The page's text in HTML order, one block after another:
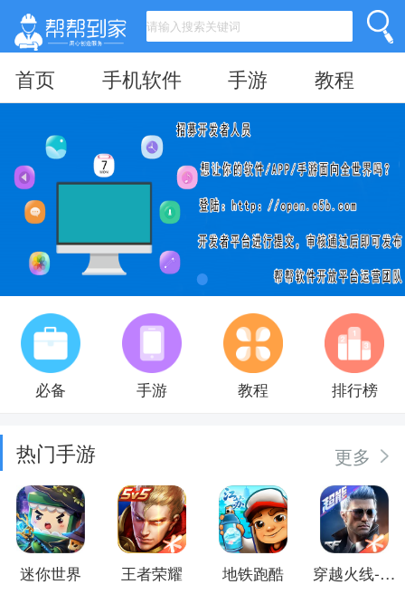
首页 手机软件 手游 教程
必备 手游 教程 排行榜
热门手游 更多
迷你世界 王者荣耀 地铁跑酷 穿越火线-枪战王者